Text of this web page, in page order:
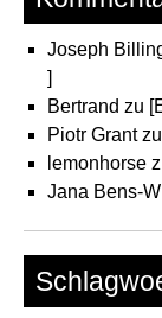
Joseph
]
Bertrand zu
Piotr Grantzu
lemonhorse
Jana Bens-